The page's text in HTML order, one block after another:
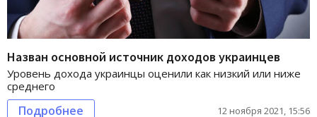
Назван основной источник доходов украинцев
Уровень дохода украинцы оценили как низкий или ниже
среднего
Подробнее 12 ноября 2021, 15:56